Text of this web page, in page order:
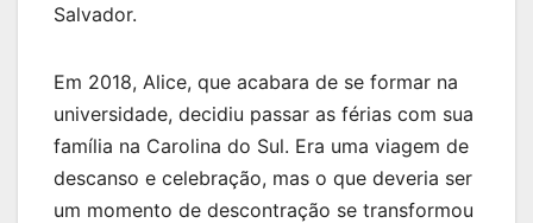
Salvador.
Em 2018, Alice, que acabara de se formar na
universidade, decidiu passar as férias com sua
família na Carolina do Sul. Era uma viagem de
descanso e celebração, mas o que deveria ser
um momento de descontração se transformou